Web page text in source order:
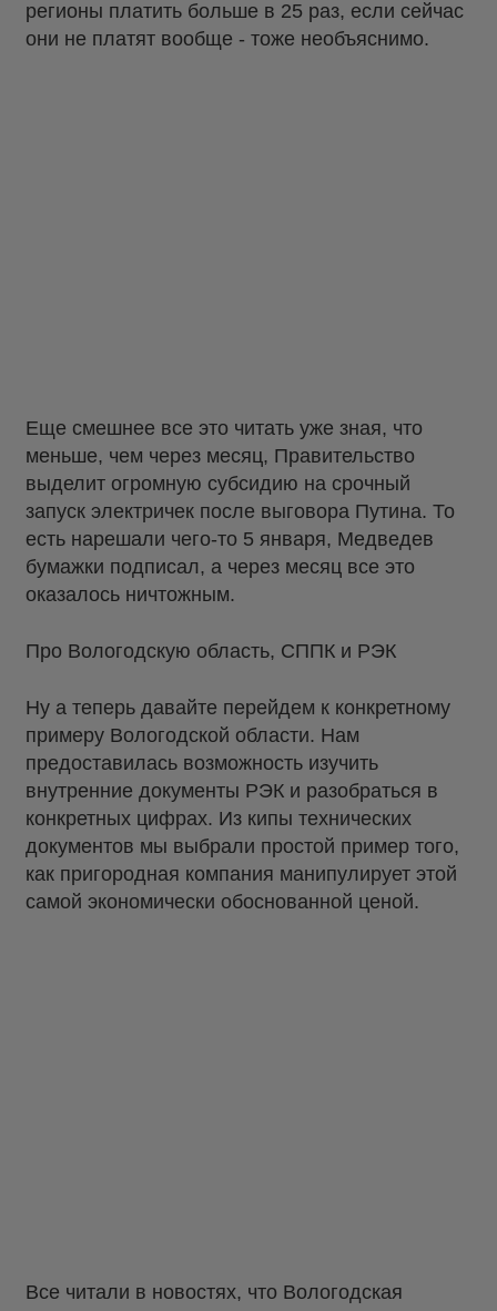
регионы платить больше в 25 раз, если сейчас
они не платят вообще - тоже необъяснимо.
Еще смешнее все это читать уже зная, что
меньше, чем через месяц, Правительство
выделит огромную субсидию на срочный
запуск электричек после выговора Путина. То
есть нарешали чего-то 5 января, Медведев
бумажки подписал, а через месяц все это
оказалось ничтожным.
Про Вологодскую область, СППК и РЭК
Ну а теперь давайте перейдем к конкретному
примеру Вологодской области. Нам
предоставилась возможность изучить
внутренние документы РЭК и разобраться в
конкретных цифрах. Из кипы технических
документов мы выбрали простой пример того,
как пригородная компания манипулирует этой
самой экономически обоснованной ценой.
Все читали в новостях, что Вологодская